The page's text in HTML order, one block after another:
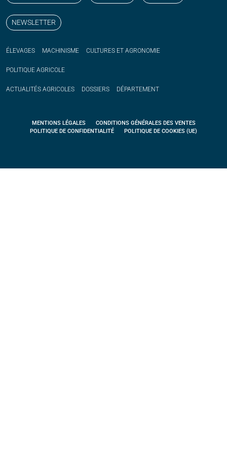
NEWSLETTER
ÉLEVAGES MACHINISME CULTURES ET AGRONOMIE
POLITIQUE AGRICOLE
ACTUALITÉS AGRICOLES DOSSIERS DÉPARTEMENT
MENTIONS LÉGALES
CONDITIONS GÉNÉRALES DES VENTES
POLITIQUE DE CONFIDENTIALITÉ
POLITIQUE DE COOKIES (UE)